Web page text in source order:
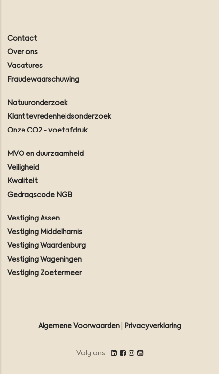
Contact
Over ons
Vacatures
Fraudewaarschuwing
Natuuronderzoek
Klanttevredenheidsonderzoek
Onze CO2 - voetafdruk
MVO en duurzaamheid
Veiligheid
Kwaliteit
Gedragscode NGB
Vestiging Assen
Vestiging Middelharnis
Vestiging Waardenburg
Vestiging Wageningen
Vestiging Zoetermeer
Algemene Voorwaarden| Privacyverklaring
Volg ons: